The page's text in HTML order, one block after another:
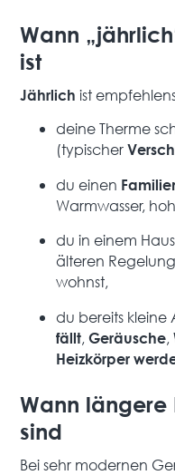
Wann
ist
Jährlich ist
deine Therme
(typischer
du einen
Warmwasser,
du in einem
älteren
wohnst,
du bereits kleine
fällt,Geräusche,
Heizkörper
Wann
sind
Bei sehr modernen